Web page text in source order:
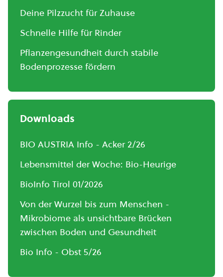
Deine Pilzzucht für Zuhause
Schnelle Hilfe für Rinder
Pflanzengesundheit durch stabile
Bodenprozesse fördern
Downloads
BIO AUSTRIA Info - Acker 2/26
Lebensmittel der Woche: Bio-Heurige
BioInfo Tirol 01/2026
Von der Wurzel bis zum Menschen -
Mikrobiome als unsichtbare Brücken
zwischen Boden und Gesundheit
Bio Info - Obst 5/26